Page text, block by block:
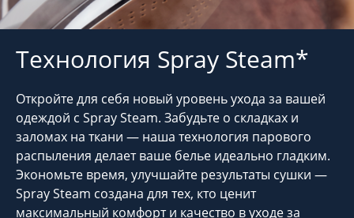
Технология Spray Steam*
Откройте для себя новый уровень ухода за вашей
одеждой с Spray Steam. Забудьте о складках и
заломах на ткани — наша технология парового
распыления делает ваше белье идеально гладким.
Экономьте время, улучшайте результаты сушки —
Spray Steam создана для тех, кто ценит
максимальный комфорт и качество в уходе за